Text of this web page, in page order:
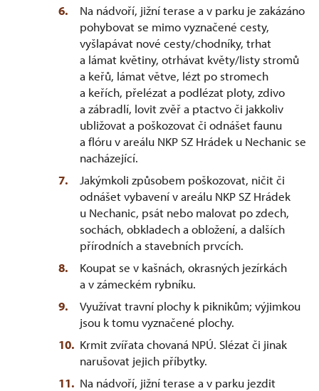
Na nádvoří, jižní terase a v parku je zakázáno
pohybovat se mimo vyznačené cesty,
vyšlapávat nové cesty/chodníky, trhat
a lámat květiny, otrhávat květy/listy stromů
a keřů, lámat větve, lézt po stromech
a keřích, přelézat a podlézat ploty, zdivo
a zábradlí, lovit zvěř a ptactvo či jakkoliv
ubližovat a poškozovat či odnášet faunu
a flóru v areálu NKP SZ Hrádek u Nechanic se
nacházející.
Jakýmkoli způsobem poškozovat, ničit či
odnášet vybavení v areálu NKP SZ Hrádek
u Nechanic, psát nebo malovat po zdech,
sochách, obkladech a obložení, a dalších
přírodních a stavebních prvcích.
Koupat se v kašnách, okrasných jezírkách
a v zámeckém rybníku.
Využívat travní plochy k piknikům; výjimkou
jsou k tomu vyznačené plochy.
Krmit zvířata chovaná NPÚ. Slézat či jinak
narušovat jejich příbytky.
Na nádvoří, jižní terase a v parku jezdit